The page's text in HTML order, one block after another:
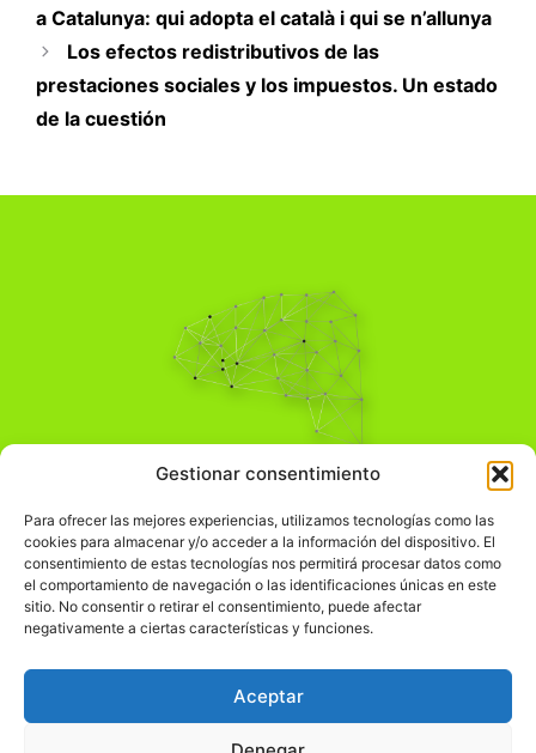
Gestionar consentimiento
Para ofrecer las mejores experiencias, utilizamos tecnologías como las
cookies para almacenar y/o acceder a la información del dispositivo. El
consentimiento de estas tecnologías nos permitirá procesar datos como
el comportamiento de navegación o las identificaciones únicas en este
sitio. No consentir o retirar el consentimiento, puede afectar
negativamente a ciertas características y funciones.
Aceptar
a Catalunya: qui adopta el català i qui se n’allunya
Los efectos redistributivos de las
prestaciones sociales y los impuestos. Un estado
de la cuestión
Pensamiento Crítico
Comprender el mundo para transformarlo.
Información Legal
჻Política de privacidad
Política de cookies